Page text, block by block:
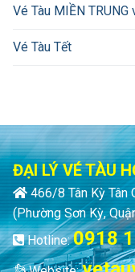
Vé Tàu MIỀN TRUNG
Vé Tàu Tết
ĐẠI LÝ VÉ TÀU
466/8 Tân Kỳ Tân
(Phường Sơn Kỳ,
Hotline:0918